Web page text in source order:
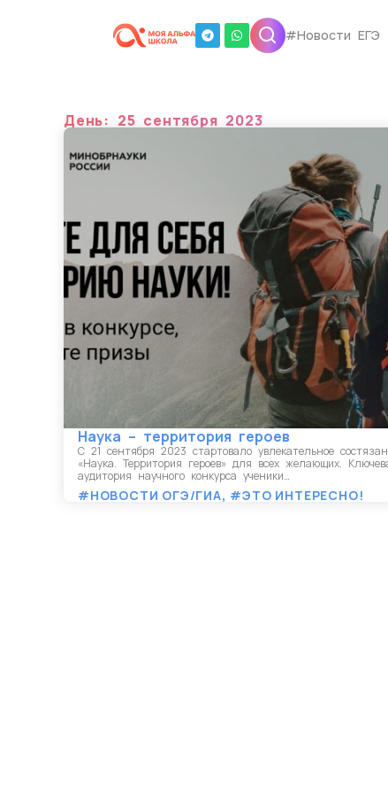
#Новости ЕГЭ
День: 25 сентября 2023
Наука – территория героев
С 21 сентября 2023 стартовало увлекательное
«Наука. Территория героев» для всех желающих.
аудитория научного конкурса ученики…
#НОВОСТИ ОГЭ/ГИА, #ЭТО ИНТЕРЕСНО!